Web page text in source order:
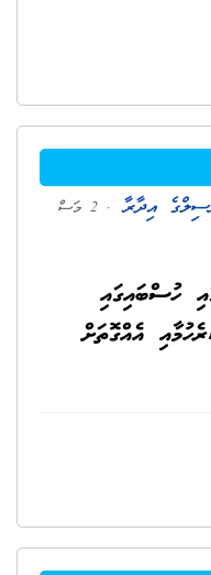
އިދާރާ
. 2 މަސް
ހުސްބައިގައި
އެއްގޮތަށް